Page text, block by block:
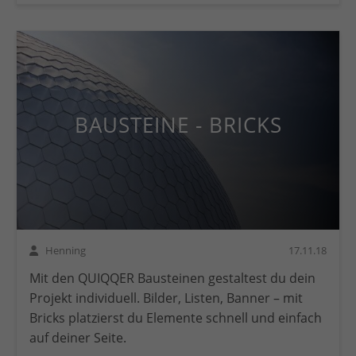
BAUSTEINE - BRICKS
Henning 17.11.18
Mit den QUIQQER Bausteinen gestaltest du dein
Projekt individuell. Bilder, Listen, Banner – mit
Bricks platzierst du Elemente schnell und einfach
auf deiner Seite.